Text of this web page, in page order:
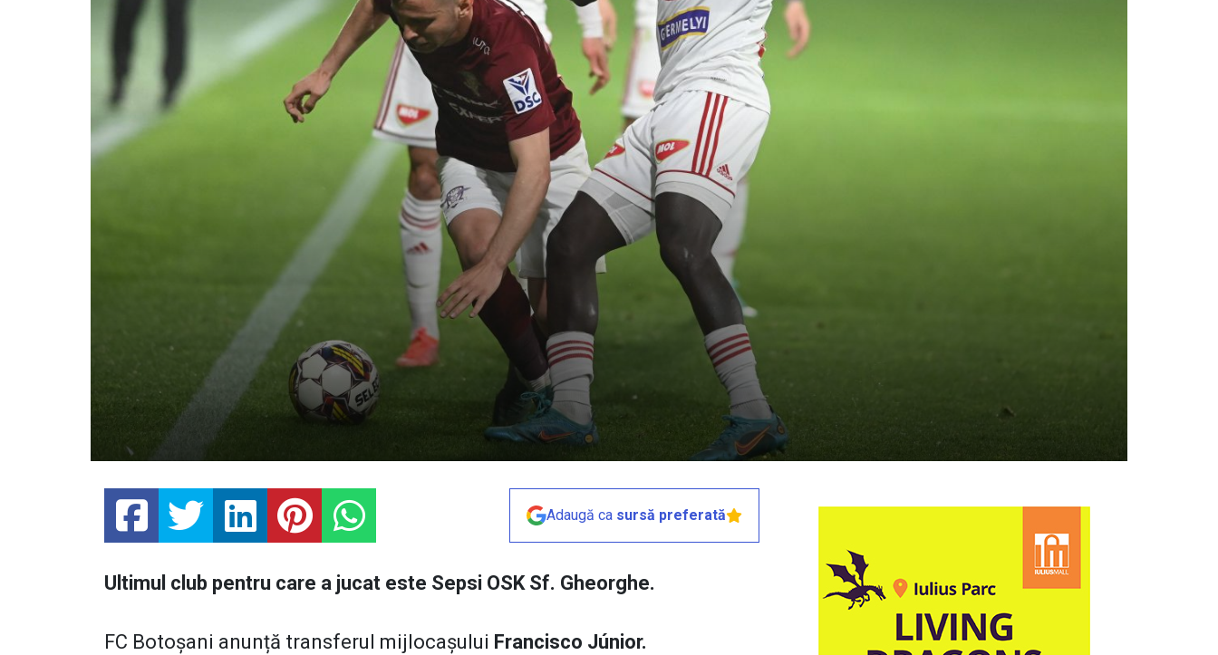
Adaugă ca sursă preferată
Ultimul club pentru care a jucat este Sepsi OSK Sf. Gheorghe.
FC Botoșani anunță transferul mijlocașului Francisco Júnior.